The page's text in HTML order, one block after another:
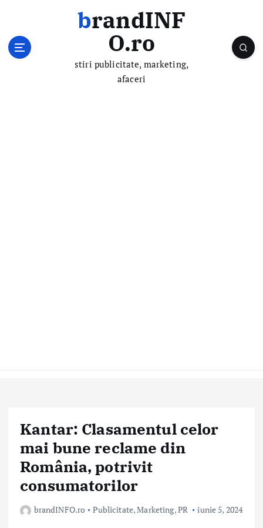
brandINF
O.ro
stiri publicitate, marketing,
afaceri
Kantar: Clasamentul celor
mai bune reclame din
România, potrivit
consumatorilor
brandINFO.ro Publicitate, Marketing, PR iunie 5, 2024